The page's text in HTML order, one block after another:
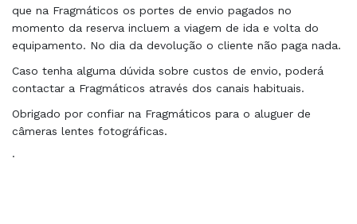
que na Fragmáticos os portes de envio pagados no
momento da reserva incluem a viagem de ida e volta do
equipamento. No dia da devolução o cliente não paga nada.
Caso tenha alguma dúvida sobre custos de envio, poderá
contactar a Fragmáticos através dos canais habituais.
Obrigado por confiar na Fragmáticos para o aluguer de
câmeras lentes fotográficas.
·